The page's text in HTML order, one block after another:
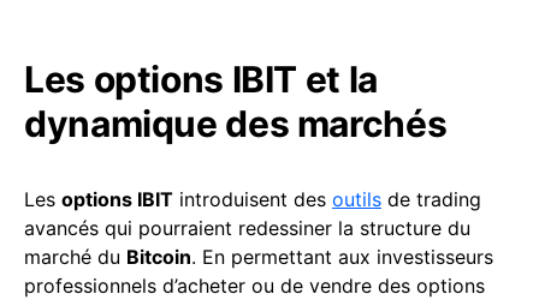
Les options IBIT et la
dynamique des marchés
Les options IBIT introduisent des outils de trading
avancés qui pourraient redessiner la structure du
marché du Bitcoin. En permettant aux investisseurs
professionnels d’acheter ou de vendre des options